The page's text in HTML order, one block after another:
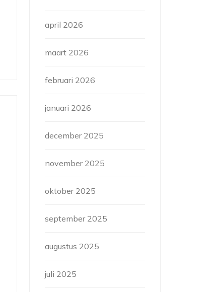
april 2026
maart 2026
februari 2026
januari 2026
december 2025
november 2025
oktober 2025
september 2025
augustus 2025
juli 2025